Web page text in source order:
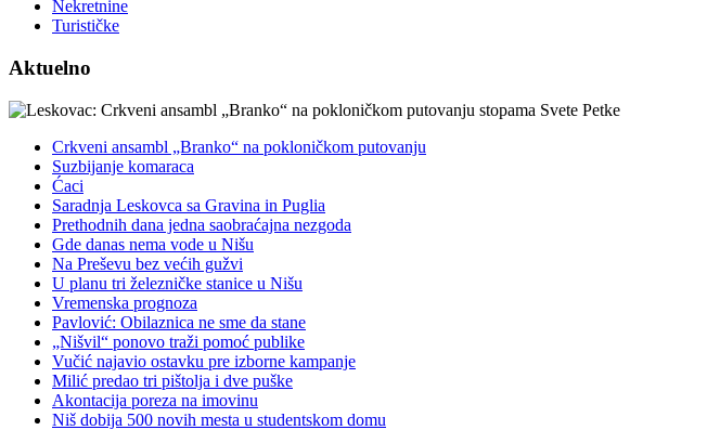
Nekretnine
Turističke
Aktuelno
Crkveni ansambl „Branko“ na pokloničkom putovanju
Suzbijanje komaraca
Ćaci
Saradnja Leskovca sa Gravina in Puglia
Prethodnih dana jedna saobraćajna nezgoda
Gde danas nema vode u Nišu
Na Preševu bez većih gužvi
U planu tri železničke stanice u Nišu
Vremenska prognoza
Pavlović: Obilaznica ne sme da stane
„Nišvil“ ponovo traži pomoć publike
Vučić najavio ostavku pre izborne kampanje
Milić predao tri pištolja i dve puške
Akontacija poreza na imovinu
Niš dobija 500 novih mesta u studentskom domu